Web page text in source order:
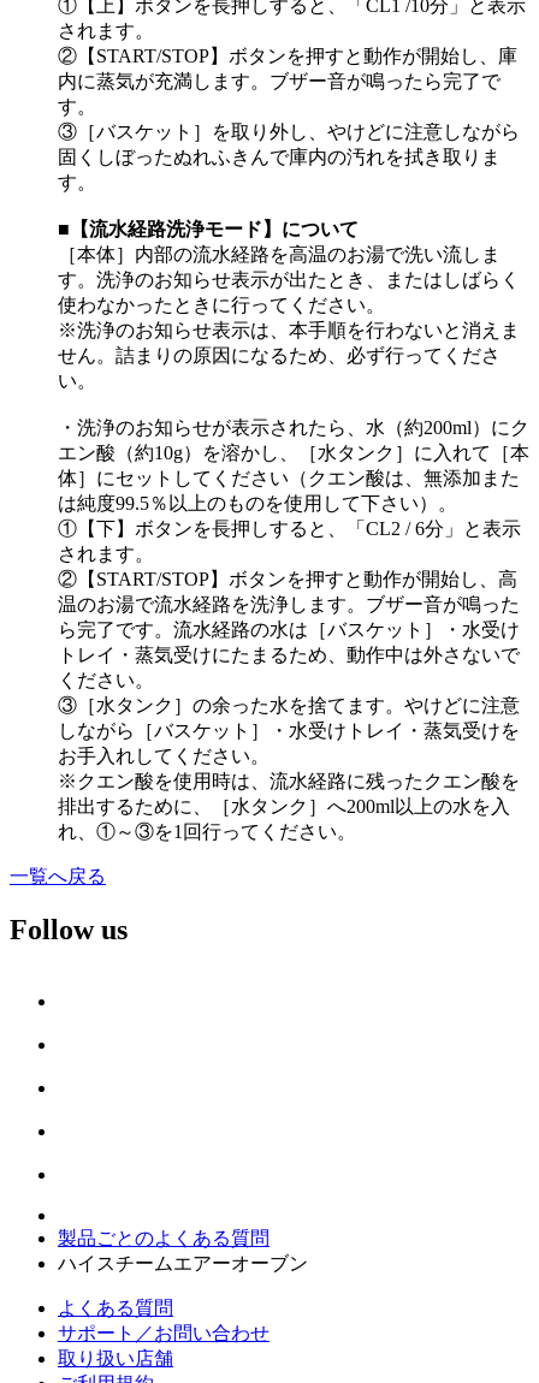
①【上】ボタンを長押しすると、「CL1 /10分」と表示
されます。
②【START/STOP】ボタンを押すと動作が開始し、庫
内に蒸気が充満します。ブザー音が鳴ったら完了で
す。
③［バスケット］を取り外し、やけどに注意しながら
固くしぼったぬれふきんで庫内の汚れを拭き取りま
す。
■【流水経路洗浄モード】について
［本体］内部の流水経路を高温のお湯で洗い流しま
す。洗浄のお知らせ表示が出たとき、またはしばらく
使わなかったときに行ってください。
※洗浄のお知らせ表示は、本手順を行わないと消えま
せん。詰まりの原因になるため、必ず行ってくださ
い。
・洗浄のお知らせが表示されたら、水（約200ml）にク
エン酸（約10g）を溶かし、［水タンク］に入れて［本
体］にセットしてください（クエン酸は、無添加また
は純度99.5％以上のものを使用して下さい）。
①【下】ボタンを長押しすると、「CL2 / 6分」と表示
されます。
②【START/STOP】ボタンを押すと動作が開始し、高
温のお湯で流水経路を洗浄します。ブザー音が鳴った
ら完了です。流水経路の水は［バスケット］・水受け
トレイ・蒸気受けにたまるため、動作中は外さないで
ください。
③［水タンク］の余った水を捨てます。やけどに注意
しながら［バスケット］・水受けトレイ・蒸気受けを
お手入れしてください。
※クエン酸を使用時は、流水経路に残ったクエン酸を
排出するために、［水タンク］へ200ml以上の水を入
れ、①～③を1回行ってください。
一覧へ戻る
Follow us
製品ごとのよくある質問
ハイスチームエアーオーブン
よくある質問
サポート／お問い合わせ
取り扱い店舗